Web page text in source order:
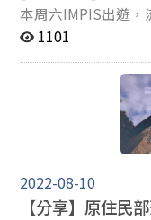
詢、、新創 公司交流媒合會、政府創業補助金申
請諮詢及免費預約使用會議室。
(二)請至https://
(02)2939-3091分機
本周六IMPIS出遊，
與！ 時間：11/18 9:00AM 集合地點：政治大學 正門校碑1101
2022-08-10
【分享】原住民